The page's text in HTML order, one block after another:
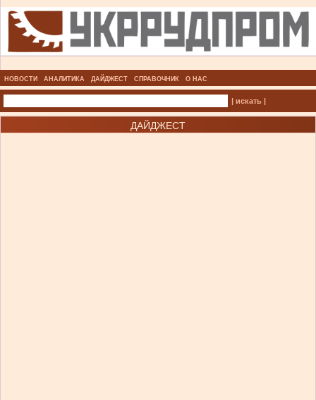
НОВОСТИ АНАЛИТИКА ДАЙДЖЕСТ СПРАВОЧНИК О НАС
| искать |
ДАЙДЖЕСТ